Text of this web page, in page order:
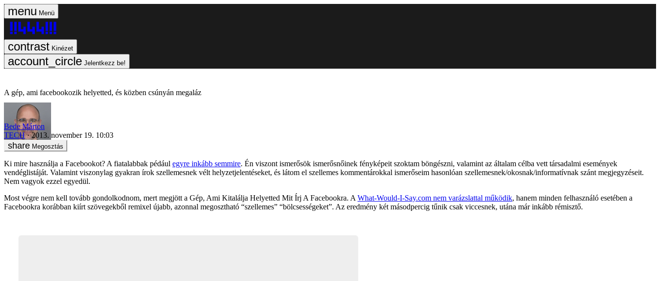
Menü
Kinézet
Jelentkezz be!
A gép, ami facebookozik helyetted, és közben csúnyán megaláz
Bede Márton
TECH
2013. november 19. 10:03
Megosztás
Ki mire használja a Facebookot? A fiatalabbak pédául egyre inkább semmire. Én viszont ismerősök ismerősnőinek fényképeit szoktam böngészni, valamint az általam célba vett társadalmi események
vendéglistáját. Valamint viszonylag gyakran írok szellemesnek vélt helyzetjelentéseket, és látom el szellemes kommentárokkal ismerőseim hasonlóan szellemesnek/okosnak/informatívnak szánt megjegyzéseit.
Nem vagyok ezzel egyedül.
Most végre nem kell tovább gondolkodnom, mert megjött a Gép, Ami Kitalálja Helyetted Mit Írj A Facebookra. A What-Would-I-Say.com nem varázslattal működik, hanem minden felhasználó esetében a
Facebookra korábban kiírt szövegekből remixel újabb, azonnal megosztható “szellemes” “bölcsességeket”. Az eredmény két másodpercig tűnik csak viccesnek, utána már inkább rémisztő.